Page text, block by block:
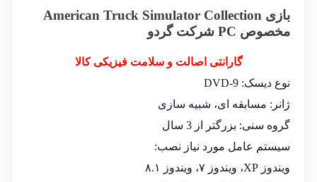
بازی American Truck Simulator Collection
مخصوص PC شرکت گردو
گارانتی اصالت و سلامت فیزیکی کالا
نوع دیسک: DVD-9
ژانر: مسابقه ای، شبیه سازی
گروه سنی: بزرگتر از 3 سال
سیستم عامل مورد نیاز نصب:
ویندوز XP، ویندوز ۷، ویندوز ۸.۱